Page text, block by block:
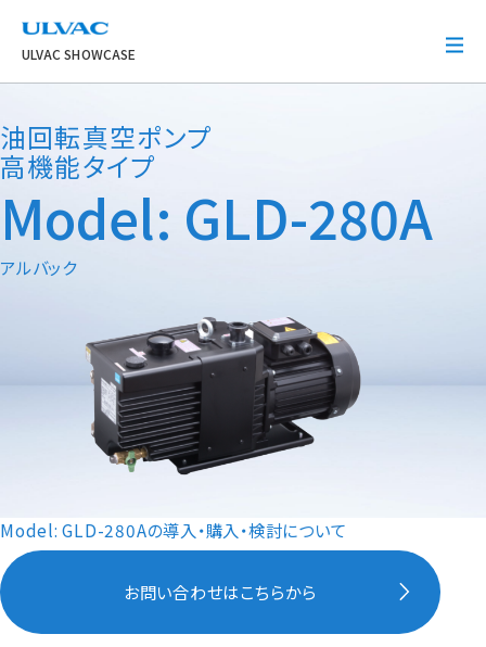
ULVAC
ULVAC SHOWCASE
油回転真空ポンプ
高機能タイプ
Model: GLD-280A
アルバック
Model: GLD-280Aの導入・購入・検討について
お問い合わせはこちらから